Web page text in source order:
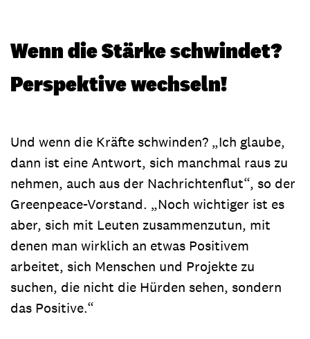
Wenn die Stärke schwindet?
Perspektive wechseln!
Und wenn die Kräfte schwinden? „Ich glaube,
dann ist eine Antwort, sich manchmal raus zu
nehmen, auch aus der Nachrichtenflut“, so der
Greenpeace-Vorstand. „Noch wichtiger ist es
aber, sich mit Leuten zusammenzutun, mit
denen man wirklich an etwas Positivem
arbeitet, sich Menschen und Projekte zu
suchen, die nicht die Hürden sehen, sondern
das Positive.“